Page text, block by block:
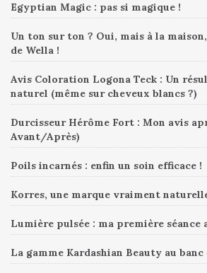
Egyptian Magic : pas si magique !
Un ton sur ton ? Oui, mais à la
de Wella !
Avis Coloration Logona Teck : Un
naturel (même sur cheveux blancs ?)
Durcisseur Hérôme Fort : Mon avis
Avant/Après)
Poils incarnés : enfin un soin efficace !
Korres, une marque vraiment
Lumière pulsée : ma première séance
La gamme Kardashian Beauty au banc